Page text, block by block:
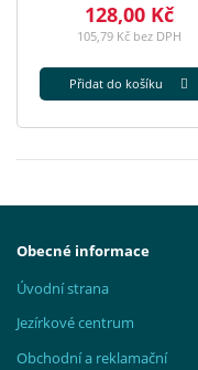
128,00 Kč
105,79 Kč bez DPH
Přidat do košíku
Obecné informace
Úvodní strana
Jezírkové centrum
Obchodní a reklamační